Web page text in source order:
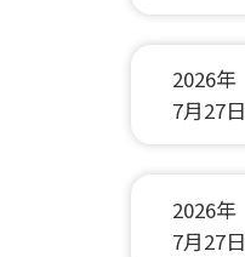
2026年
7月27日
2026年
7月27日